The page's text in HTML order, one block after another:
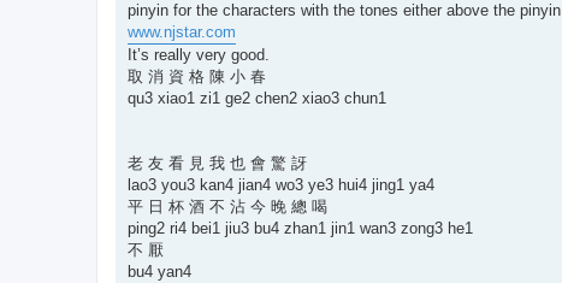
pinyin for the characters with the tones either above the
www.njstar.com
It’s really very good.
取 消 資 格 陳 小 春
qu3 xiao1 zi1 ge2 chen2 xiao3 chun1
老 友 看 見 我 也 會 驚 訝
lao3 you3 kan4 jian4 wo3 ye3 hui4 jing1 ya4
平 日 杯 酒 不 沾 今 晚 總 喝
ping2 ri4 bei1 jiu3 bu4 zhan1 jin1 wan3 zong3 he1
不 厭
bu4 yan4